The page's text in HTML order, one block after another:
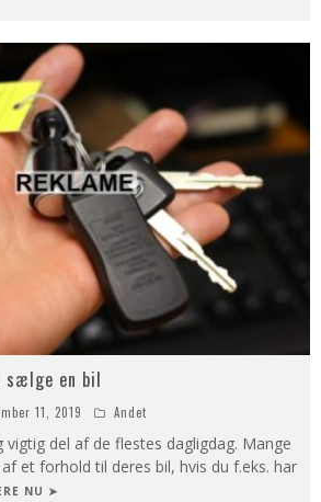
sælge en bil
11, 2019 Andet
vigtig del af de flestes dagligdag. Mange
et forhold til deres bil, hvis du f.eks. har
NU ➤